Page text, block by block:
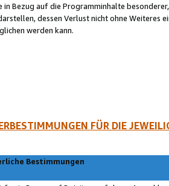
in Bezug auf die Programminhalte
dessen Verlust nicht ohne Weiteres
werden kann.
FÜR DIE
Bestimmungen